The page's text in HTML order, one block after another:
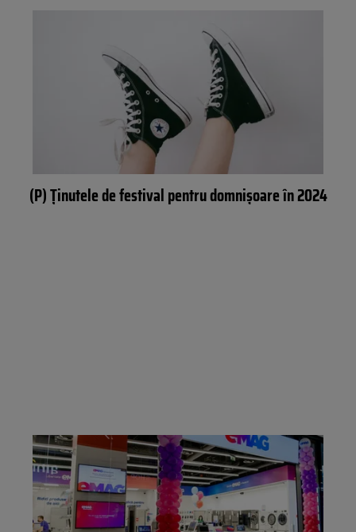
(P) Ținutele de festival pentru domnișoare în 2024